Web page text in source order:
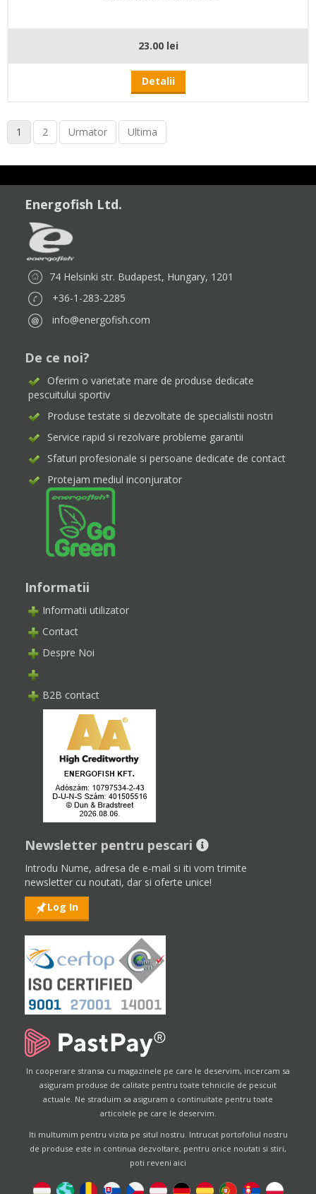
23.00 lei
Detalii
1 2 Urmator Ultima
Energofish Ltd.
74 Helsinki str. Budapest, Hungary, 1201
+36-1-283-2285
info@energofish.com
De ce noi?
Oferim o varietate mare de produse dedicate
pescuitului sportiv
Produse testate si dezvoltate de specialistii nostri
Service rapid si rezolvare probleme garantii
Sfaturi profesionale si persoane dedicate de contact
Protejam mediul inconjurator
Informatii
Informatii utilizator
Contact
Despre Noi
B2B contact
Newsletter pentru pescari
Introdu Nume, adresa de e-mail si iti vom trimite
newsletter cu noutati, dar si oferte unice!
Log In
In cooperare stransa cu magazinele pe care le deservim, incercam sa
asiguram produse de calitate pentru toate tehnicile de pescuit
actuale. Ne straduim sa asiguram o continuitate pentru toate
articolele pe care le deservim.
Iti multumim pentru vizita pe situl nostru. Intrucat portofoliul nostru
de produse este in continua dezvoltare, pentru orice noutati si stiri,
poti reveni aici